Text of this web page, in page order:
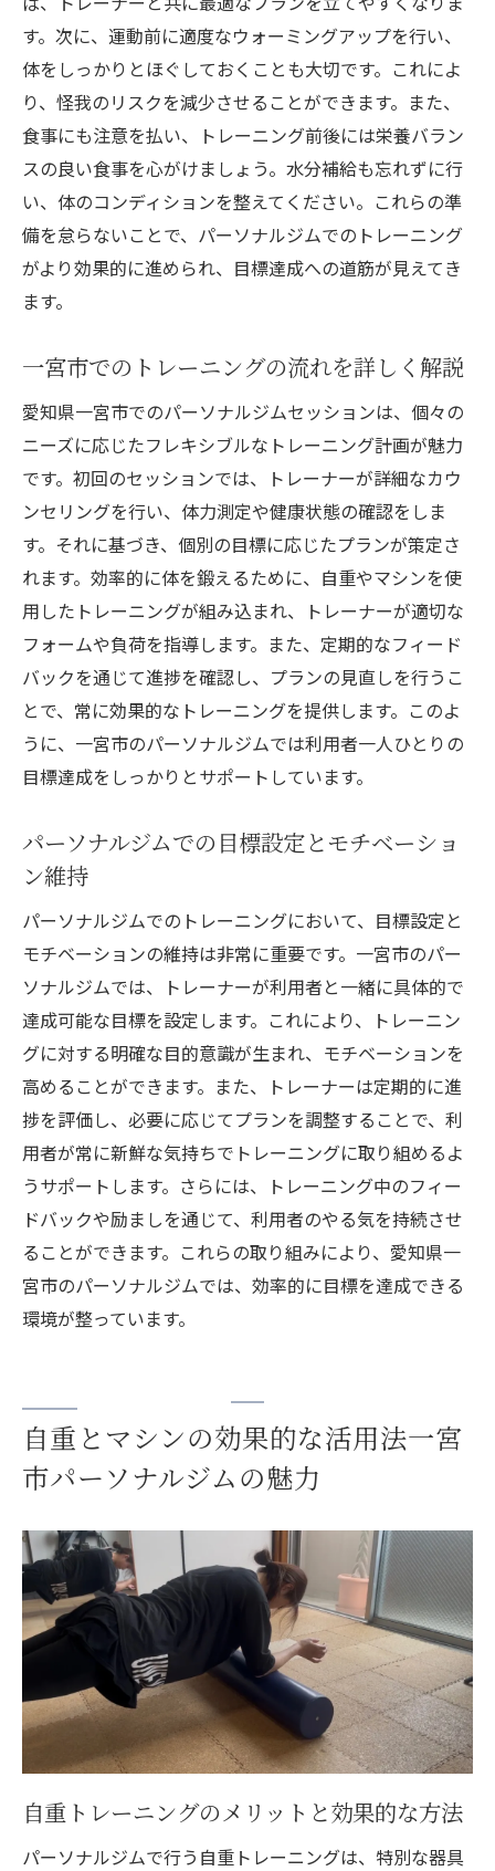
に入れた事例
パーソナルジム成功者が語るトレーニング
の秘訣
トレーニングを通じて得られた健康と生活
の変化
成功事例から学ぶ継続の重要性とその方法
一宮市で成果を上げた実際のトレーニング
プラン
ジムの役割
パーソナルジムが健康的な生活に与える影
響
日常生活に取り入れたいトレーニング習慣
一宮市で健康的なライフスタイルを目指す
ためのアプローチ
トレーニングと食事のバランスがもたらす
健康効果
ライフスタイルの改善から得られるメンタ
ルの変化
ジムを活用した持続可能な健康習慣の確立
一宮市のパーソナルジムで目指す自分らしいフ
パーソナルジムでのトレーニングがもたら
ヒント
一宮市のジムで体験できる多様なトレーニ
ングメニュー
フィットネスを日常に取り入れるための工
夫
パーソナルジムでの体験がもたらす自己表
現
自分らしさを追求するフィットネスの魅力
す。次に、運動前に適度なウォーミングアップを行い、
体をしっかりとほぐしておくことも大切です。これによ
り、怪我のリスクを減少させることができます。また、
食事にも注意を払い、トレーニング前後には栄養バラン
スの良い食事を心がけましょう。水分補給も忘れずに行
い、体のコンディションを整えてください。これらの準
備を怠らないことで、パーソナルジムでのトレーニング
がより効果的に進められ、目標達成への道筋が見えてき
ます。
一宮市でのトレーニングの流れを詳しく解説
愛知県一宮市でのパーソナルジムセッションは、個々の
ニーズに応じたフレキシブルなトレーニング計画が魅力
です。初回のセッションでは、トレーナーが詳細なカウ
ンセリングを行い、体力測定や健康状態の確認をしま
す。それに基づき、個別の目標に応じたプランが策定さ
れます。効率的に体を鍛えるために、自重やマシンを使
用したトレーニングが組み込まれ、トレーナーが適切な
フォームや負荷を指導します。また、定期的なフィード
バックを通じて進捗を確認し、プランの見直しを行うこ
とで、常に効果的なトレーニングを提供します。このよ
うに、一宮市のパーソナルジムでは利用者一人ひとりの
目標達成をしっかりとサポートしています。
パーソナルジムでの目標設定とモチベーショ
ン維持
パーソナルジムでのトレーニングにおいて、目標設定と
モチベーションの維持は非常に重要です。一宮市のパー
ソナルジムでは、トレーナーが利用者と一緒に具体的で
達成可能な目標を設定します。これにより、トレーニン
グに対する明確な目的意識が生まれ、モチベーションを
高めることができます。また、トレーナーは定期的に進
捗を評価し、必要に応じてプランを調整することで、利
用者が常に新鮮な気持ちでトレーニングに取り組めるよ
うサポートします。さらには、トレーニング中のフィー
ドバックや励ましを通じて、利用者のやる気を持続させ
ることができます。これらの取り組みにより、愛知県一
宮市のパーソナルジムでは、効率的に目標を達成できる
環境が整っています。
自重とマシンの効果的な活用法一宮
市パーソナルジムの魅力
自重トレーニングのメリットと効果的な方法
パーソナルジムで行う自重トレーニングは、特別な器具